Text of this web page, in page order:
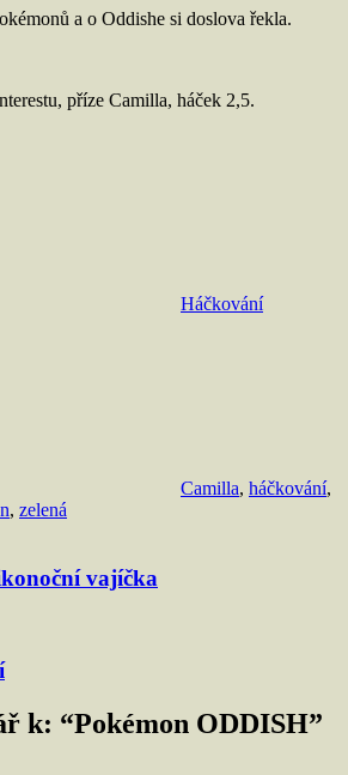
a o Oddishe si doslova řekla.
příze Camilla, háček 2,5.
Háčkování
Camilla, háčkování,
, zelená
vajíčka
k: “Pokémon ODDISH”